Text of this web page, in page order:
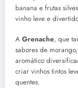
banana e frutas
vinho leve e
A Grenache, que
sabores de
aromático
criar vinhos tintos
quentes.